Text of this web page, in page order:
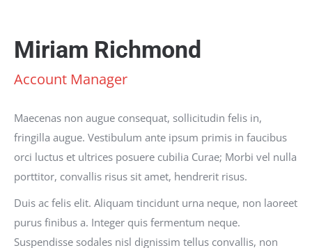
Miriam Richmond
Account Manager
Maecenas non augue consequat, sollicitudin felis in,
fringilla augue. Vestibulum ante ipsum primis in faucibus
orci luctus et ultrices posuere cubilia Curae; Morbi vel nulla
porttitor, convallis risus sit amet, hendrerit risus.
Duis ac felis elit. Aliquam tincidunt urna neque, non laoreet
purus finibus a. Integer quis fermentum neque.
Suspendisse sodales nisl dignissim tellus convallis, non